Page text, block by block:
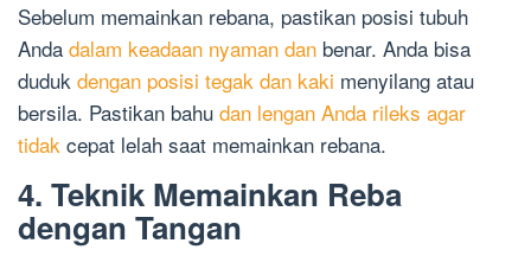
Sebelum memainkan rebana, pastikan posisi tubuh
Anda dalam keadaan nyaman dan benar. Anda bisa
duduk dengan posisi tegak dan kaki menyilang atau
bersila. Pastikan bahu dan lengan Anda rileks agar
tidak cepat lelah saat memainkan rebana.
4. Teknik Memainkan Reba
dengan Tangan